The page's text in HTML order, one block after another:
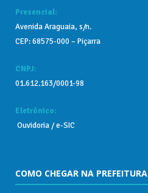
Presencial:
Avenida Araguaia, s/n.
CEP: 68575-000 – Piçarra
CNPJ:
01.612.163/0001-98
Eletrônico:
Ouvidoria /e-SIC
COMO CHEGAR NA PREFEITURA